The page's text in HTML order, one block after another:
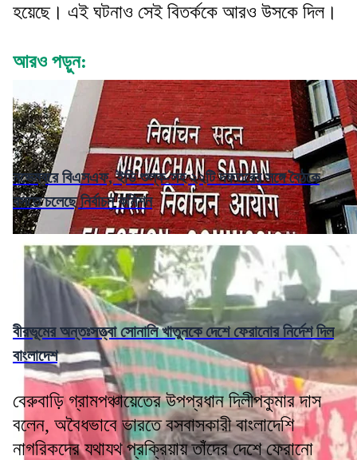
হয়েছে। এই ঘটনাও সেই বিতর্ককে আরও উসকে দিল।
আরও পড়ুন:
নভেম্বরে বিএসএফ, ইডি শুল্ক-সহ ২২টি দফতরের সঙ্গে বৈঠকে
বসতে চলেছে নির্বাচন কমিশন
বীরভূমের অন্তঃসত্ত্বা সোনালি খাতুনকে দেশে ফেরানোর নির্দেশ দিল
বাংলাদেশ
বেরুবাড়ি গ্রামপঞ্চায়েতের উপপ্রধান দিলীপকুমার দাস
বলেন, অবৈধভাবে ভারতে বসবাসকারী বাংলাদেশি
নাগরিকদের যথাযথ প্রক্রিয়ায় তাঁদের দেশে ফেরানো